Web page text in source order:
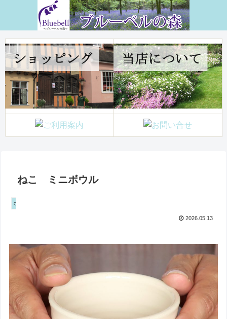
ねこ ミニボウル
ボウル
2026.05.13